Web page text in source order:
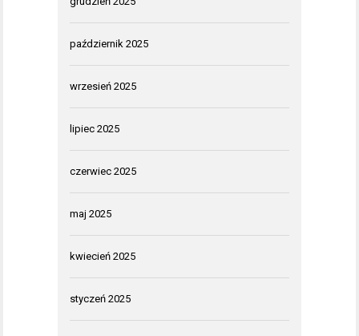
październik 2025
wrzesień 2025
lipiec 2025
czerwiec 2025
maj 2025
kwiecień 2025
styczeń 2025